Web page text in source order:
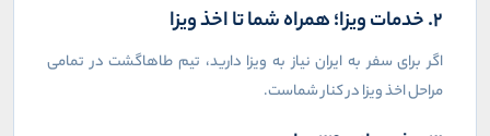
۲. خدمات ویزا؛ همراه شما تا اخذ ویزا
اگر برای سفر به ایران نیاز به ویزا دارید، تیم طاهاگشت در تمامی
مراحل اخذ ویزا در کنار شماست.